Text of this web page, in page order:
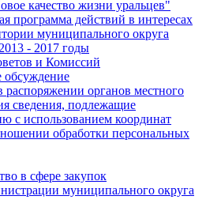
качество жизни уральцев"
программа действий в интересах
муниципального округа
- 2017 годы
и Комиссий
обсуждение
распоряжении органов местного
сведения, подлежащие
с использованием координат
обработки персональных
в сфере закупок
муниципального округа